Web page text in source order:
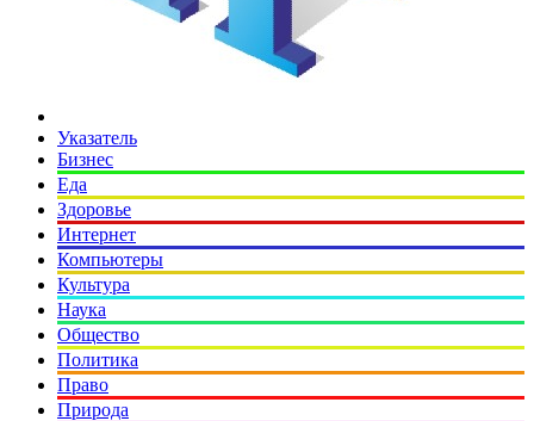
Указатель
Бизнес
Еда
Здоровье
Интернет
Компьютеры
Культура
Наука
Общество
Политика
Право
Природа